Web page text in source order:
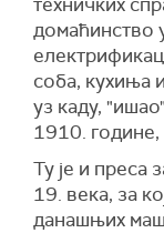
домаћинство
соба, кухиња
уз каду,
1910. године,
Ту је и преса
19. века, за
данашњих